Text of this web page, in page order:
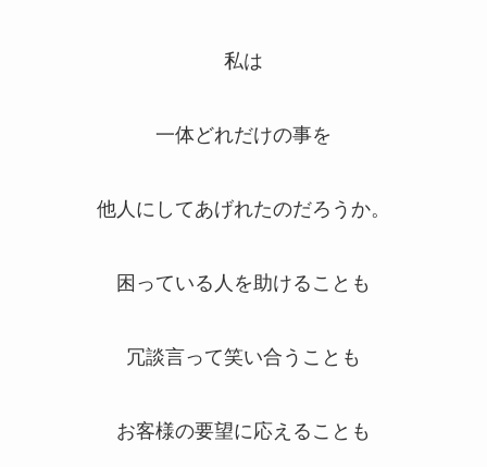
私は
一体どれだけの事を
他人にしてあげれたのだろうか。
困っている人を助けることも
冗談言って笑い合うことも
お客様の要望に応えることも